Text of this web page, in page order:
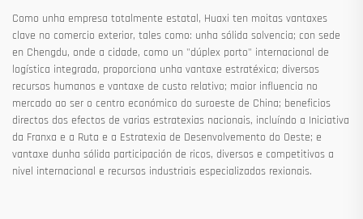
Como unha empresa totalmente estatal, Huaxi ten moitas vantaxes
clave no comercio exterior, tales como: unha sólida solvencia; con sede
en Chengdu, onde a cidade, como un "dúplex porto" internacional de
logística integrada, proporciona unha vantaxe estratéxica; diversos
recursos humanos e vantaxe de custo relativo; maior influencia no
mercado ao ser o centro económico do suroeste de China; beneficios
directos dos efectos de varias estratexias nacionais, incluíndo a Iniciativa
da Franxa e a Ruta e a Estratexia de Desenvolvemento do Oeste; e
vantaxe dunha sólida participación de ricos, diversos e competitivos a
nivel internacional e recursos industriais especializados rexionais.